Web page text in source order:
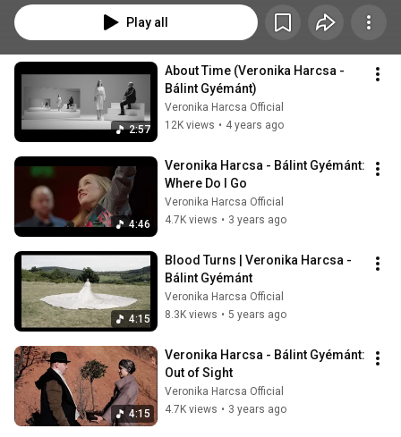
Play all
2:57
About Time (Veronika Harcsa -
Bálint Gyémánt)
Veronika Harcsa Official
12K views • 4 years ago
4:46
Veronika Harcsa - Bálint Gyémánt:
Where Do I Go
Veronika Harcsa Official
4.7K views • 3 years ago
4:15
Blood Turns | Veronika Harcsa -
Bálint Gyémánt
Veronika Harcsa Official
8.3K views • 5 years ago
4:15
Veronika Harcsa - Bálint Gyémánt:
Out of Sight
Veronika Harcsa Official
4.7K views • 3 years ago